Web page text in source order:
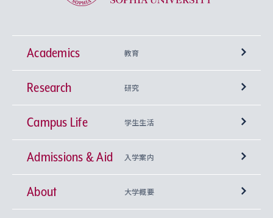
Academics 教育
学部
神学部
文学部
総合人間科学部
興味から学科を探す
上智大学の全学共通教育
基盤教育センター
上智大学の語学教育
Research 研究
研究所 等
キリスト教文化研究所
中世思想研究所
Sophia Open Research Weeks (SORW)
産官学連携
Campus Life 学生生活
学期区分と授業時間割
課外活動
Admissions & Aid 入学案内
上智大学で取得できる学位
About 大学概要